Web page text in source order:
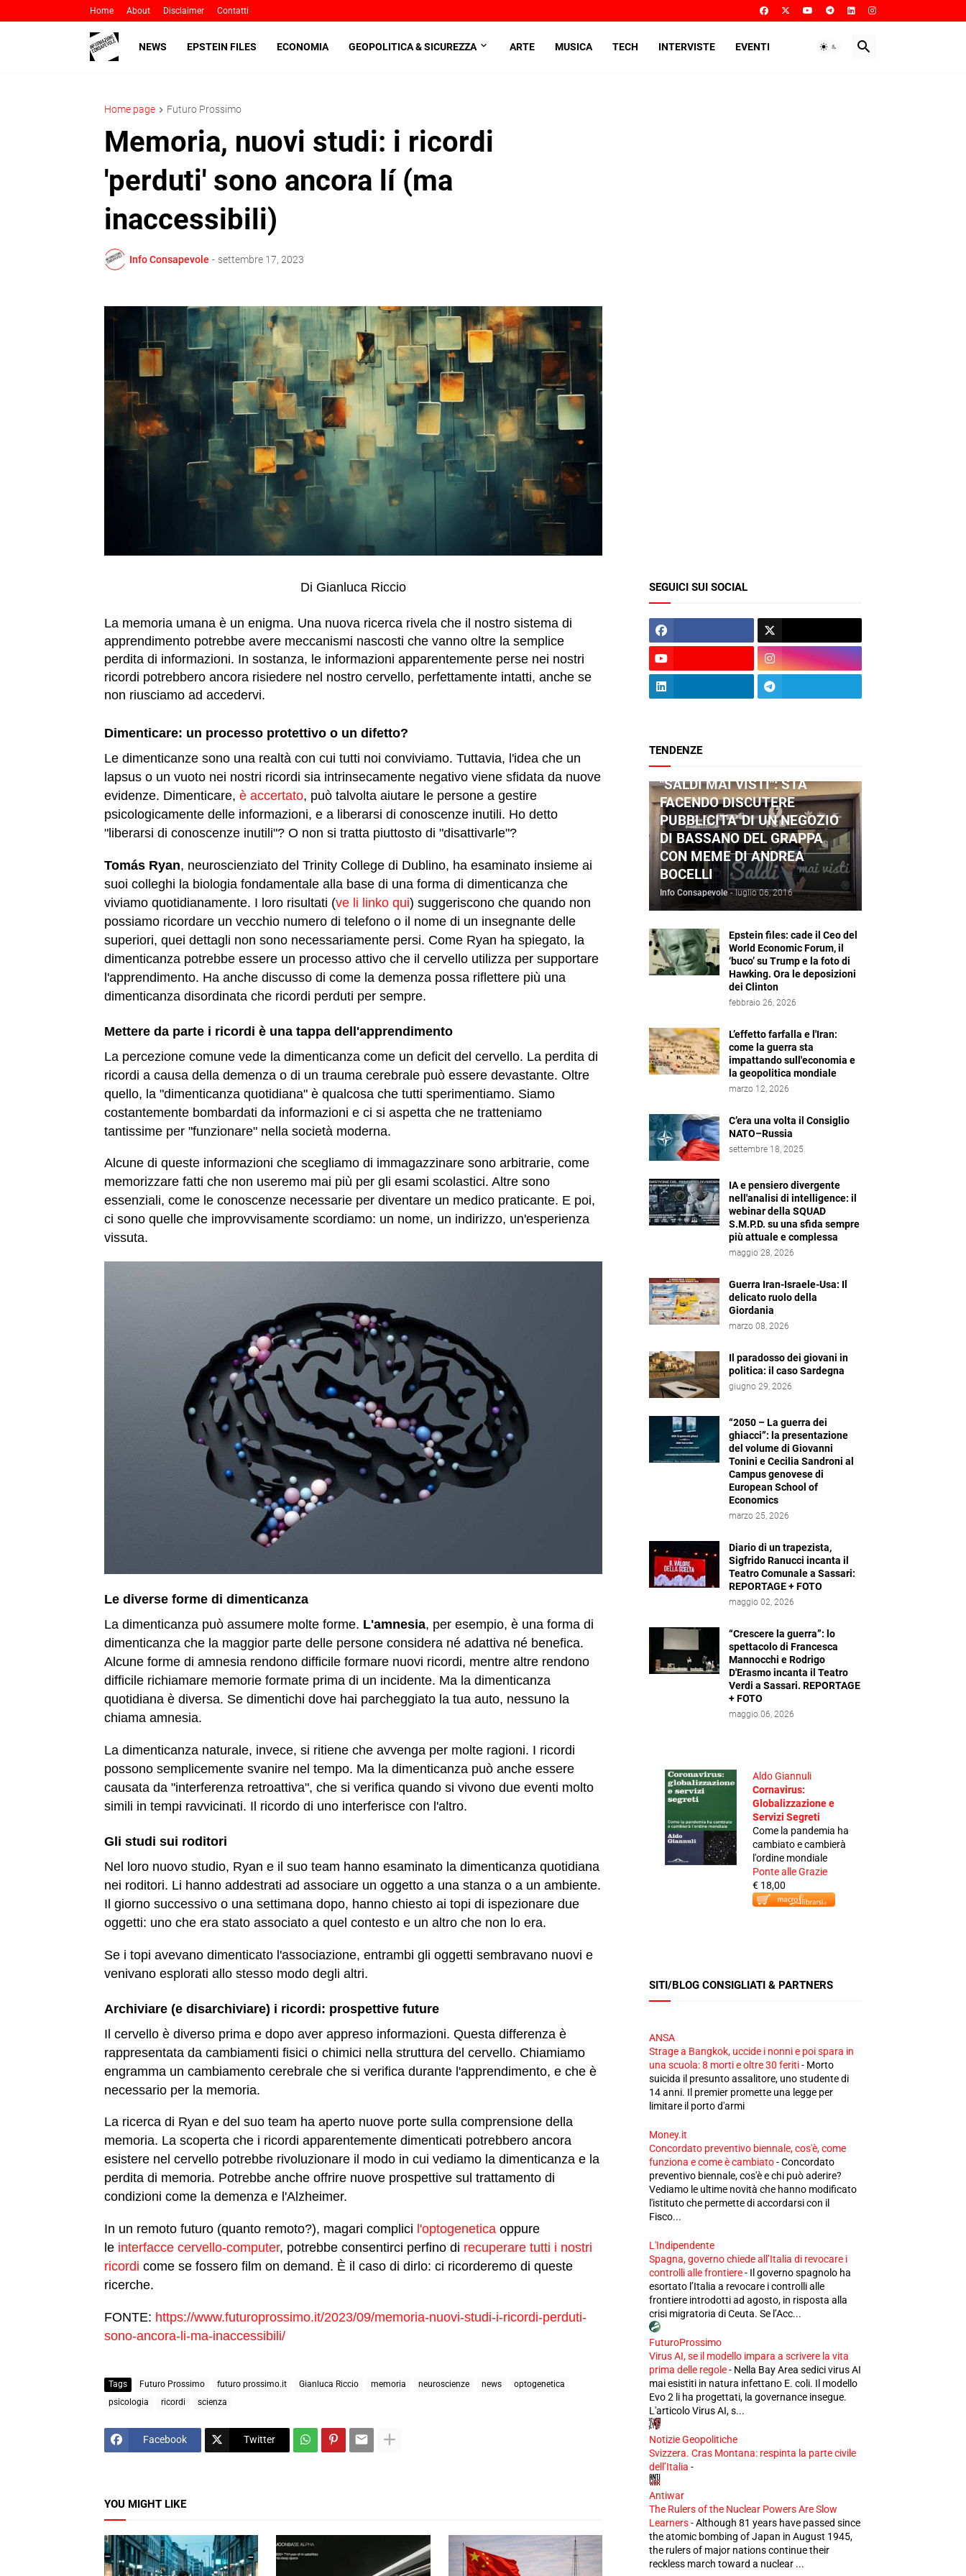
Home About Disclaimer Contatti
NEWS EPSTEIN FILES ECONOMIA GEOPOLITICA & SICUREZZA ARTE MUSICA TECH INTERVISTE EVENTI
Home page Futuro Prossimo
Memoria, nuovi studi: i ricordi
'perduti' sono ancora lí (ma
inaccessibili)
Info Consapevole - settembre 17, 2023
Di Gianluca Riccio
La memoria umana è un enigma. Una nuova ricerca rivela che il nostro sistema di
apprendimento potrebbe avere meccanismi nascosti che vanno oltre la semplice
perdita di informazioni. In sostanza, le informazioni apparentemente perse nei nostri
ricordi potrebbero ancora risiedere nel nostro cervello, perfettamente intatti, anche se
non riusciamo ad accedervi.
Dimenticare: un processo protettivo o un difetto?
Le dimenticanze sono una realtà con cui tutti noi conviviamo. Tuttavia, l'idea che un
lapsus o un vuoto nei nostri ricordi sia intrinsecamente negativo viene sfidata da nuove
evidenze. Dimenticare, è accertato, può talvolta aiutare le persone a gestire
psicologicamente delle informazioni, e a liberarsi di conoscenze inutili. Ho detto
"liberarsi di conoscenze inutili"? O non si tratta piuttosto di "disattivarle"?
Tomás Ryan, neuroscienziato del Trinity College di Dublino, ha esaminato insieme ai
suoi colleghi la biologia fondamentale alla base di una forma di dimenticanza che
viviamo quotidianamente. I loro risultati (ve li linko qui) suggeriscono che quando non
possiamo ricordare un vecchio numero di telefono o il nome di un insegnante delle
superiori, quei dettagli non sono necessariamente persi. Come Ryan ha spiegato, la
dimenticanza potrebbe essere un processo attivo che il cervello utilizza per supportare
l'apprendimento. Ha anche discusso di come la demenza possa riflettere più una
dimenticanza disordinata che ricordi perduti per sempre.
Mettere da parte i ricordi è una tappa dell'apprendimento
La percezione comune vede la dimenticanza come un deficit del cervello. La perdita di
ricordi a causa della demenza o di un trauma cerebrale può essere devastante. Oltre
quello, la "dimenticanza quotidiana" è qualcosa che tutti sperimentiamo. Siamo
costantemente bombardati da informazioni e ci si aspetta che ne tratteniamo
tantissime per "funzionare" nella società moderna.
Alcune di queste informazioni che scegliamo di immagazzinare sono arbitrarie, come
memorizzare fatti che non useremo mai più per gli esami scolastici. Altre sono
essenziali, come le conoscenze necessarie per diventare un medico praticante. E poi,
ci sono quelle che improvvisamente scordiamo: un nome, un indirizzo, un'esperienza
vissuta.
Le diverse forme di dimenticanza
La dimenticanza può assumere molte forme. L'amnesia, per esempio, è una forma di
dimenticanza che la maggior parte delle persone considera né adattiva né benefica.
Alcune forme di amnesia rendono difficile formare nuovi ricordi, mentre altre rendono
difficile richiamare memorie formate prima di un incidente. Ma la dimenticanza
quotidiana è diversa. Se dimentichi dove hai parcheggiato la tua auto, nessuno la
chiama amnesia.
La dimenticanza naturale, invece, si ritiene che avvenga per molte ragioni. I ricordi
possono semplicemente svanire nel tempo. Ma la dimenticanza può anche essere
causata da "interferenza retroattiva", che si verifica quando si vivono due eventi molto
simili in tempi ravvicinati. Il ricordo di uno interferisce con l'altro.
Gli studi sui roditori
Nel loro nuovo studio, Ryan e il suo team hanno esaminato la dimenticanza quotidiana
nei roditori. Li hanno addestrati ad associare un oggetto a una stanza o a un ambiente.
Il giorno successivo o una settimana dopo, hanno chiesto ai topi di ispezionare due
oggetti: uno che era stato associato a quel contesto e un altro che non lo era.
Se i topi avevano dimenticato l'associazione, entrambi gli oggetti sembravano nuovi e
venivano esplorati allo stesso modo degli altri.
Archiviare (e disarchiviare) i ricordi: prospettive future
Il cervello è diverso prima e dopo aver appreso informazioni. Questa differenza è
rappresentata da cambiamenti fisici o chimici nella struttura del cervello. Chiamiamo
engramma un cambiamento cerebrale che si verifica durante l'apprendimento, e che è
necessario per la memoria.
La ricerca di Ryan e del suo team ha aperto nuove porte sulla comprensione della
memoria. La scoperta che i ricordi apparentemente dimenticati potrebbero ancora
esistere nel cervello potrebbe rivoluzionare il modo in cui vediamo la dimenticanza e la
perdita di memoria. Potrebbe anche offrire nuove prospettive sul trattamento di
condizioni come la demenza e l'Alzheimer.
In un remoto futuro (quanto remoto?), magari complici l'optogenetica oppure
le interfacce cervello-computer, potrebbe consentirci perfino di recuperare tutti i nostri
ricordi come se fossero film on demand. È il caso di dirlo: ci ricorderemo di queste
ricerche.
FONTE: https://www.futuroprossimo.it/2023/09/memoria-nuovi-studi-i-ricordi-perduti-
sono-ancora-li-ma-inaccessibili/
Tags Futuro Prossimo futuro prossimo.it Gianluca Riccio memoria neuroscienze news
optogenetica
psicologia
ricordi scienza
Facebook Twitter
YOU MIGHT LIKE
SEGUICI SUI SOCIAL
TENDENZE
"SALDI MAI VISTI": STA
FACENDO DISCUTERE
PUBBLICITA' DI UN NEGOZIO
DI BASSANO DEL GRAPPA
CON MEME DI ANDREA
BOCELLI
Info Consapevole - luglio 06, 2016
Epstein files: cade il Ceo del
World Economic Forum, il
‘buco’ su Trump e la foto di
Hawking. Ora le deposizioni
dei Clinton
febbraio 26, 2026
L’effetto farfalla e l'Iran:
come la guerra sta
impattando sull'economia e
la geopolitica mondiale
marzo 12, 2026
C’era una volta il Consiglio
NATO–Russia
settembre 18, 2025
IA e pensiero divergente
nell'analisi di intelligence: il
webinar della SQUAD
S.M.P.D. su una sfida sempre
più attuale e complessa
maggio 28, 2026
Guerra Iran-Israele-Usa: Il
delicato ruolo della
Giordania
marzo 08, 2026
Il paradosso dei giovani in
politica: il caso Sardegna
giugno 29, 2026
“2050 – La guerra dei
ghiacci”: la presentazione
del volume di Giovanni
Tonini e Cecilia Sandroni al
Campus genovese di
European School of
Economics
marzo 25, 2026
Diario di un trapezista,
Sigfrido Ranucci incanta il
Teatro Comunale a Sassari:
REPORTAGE + FOTO
maggio 02, 2026
“Crescere la guerra”: lo
spettacolo di Francesca
Mannocchi e Rodrigo
D'Erasmo incanta il Teatro
Verdi a Sassari. REPORTAGE
+ FOTO
maggio 06, 2026
Aldo Giannuli
Cornavirus:
Globalizzazione e
Servizi Segreti
Come la pandemia ha
cambiato e cambierà
l'ordine mondiale
Ponte alle Grazie
€ 18,00
SITI/BLOG CONSIGLIATI & PARTNERS
ANSA
Strage a Bangkok, uccide i nonni e poi spara in
una scuola: 8 morti e oltre 30 feriti- Morto
suicida il presunto assalitore, uno studente di
14 anni. Il premier promette una legge per
limitare il porto d'armi
Money.it
Concordato preventivo biennale, cos'è, come
funziona e come è cambiato-Concordato
preventivo biennale, cos'è e chi può aderire?
Vediamo le ultime novità che hanno modificato
l'istituto che permette di accordarsi con il
Fisco...
L'Indipendente
Spagna, governo chiede all’Italia di revocare i
controlli alle frontiere- Il governo spagnolo ha
esortato l’Italia a revocare i controlli alle
frontiere introdotti ad agosto, in risposta alla
crisi migratoria di Ceuta. Se l’Acc...
FuturoProssimo
Virus AI, se il modello impara a scrivere la vita
prima delle regole- Nella Bay Area sedici virus AI
mai esistiti in natura infettano E. coli. Il modello
Evo 2 li ha progettati, la governance insegue.
L'articolo Virus AI, s...
Notizie Geopolitiche
Svizzera. Cras Montana: respinta la parte civile
dell’Italia -
Antiwar
The Rulers of the Nuclear Powers Are Slow
Learners-Although 81 years have passed since
the atomic bombing of Japan in August 1945,
the rulers of major nations continue their
reckless march toward a nuclear ...